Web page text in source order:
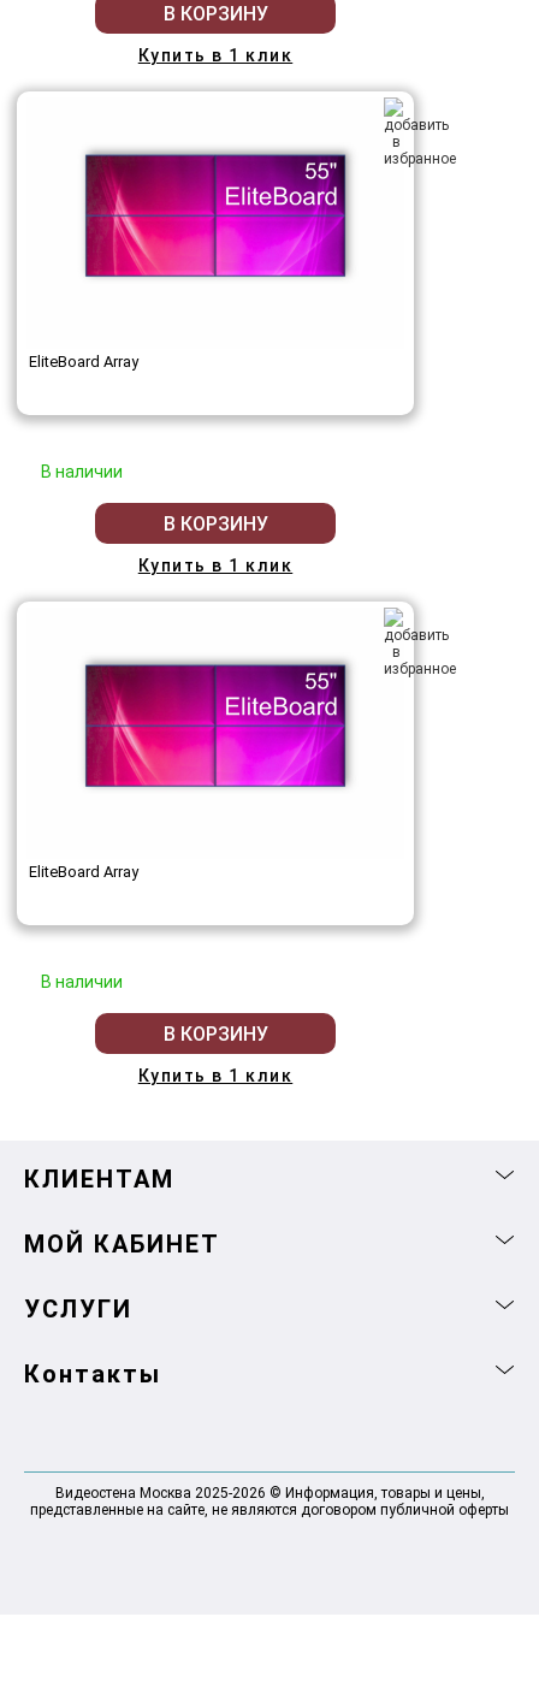
В КОРЗИНУ
Купить в 1 клик
EliteBoard Array
В наличии
В КОРЗИНУ
Купить в 1 клик
EliteBoard Array
В наличии
В КОРЗИНУ
Купить в 1 клик
КЛИЕНТАМ
МОЙ КАБИНЕТ
УСЛУГИ
Контакты
Видеостена Москва 2025-2026 © Информация, товары и цены,
представленные на сайте, не являются договором публичной оферты